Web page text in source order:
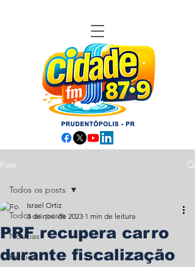
Post
Todos os posts
Notícias
Política
Todos os posts
PRF recupera carro
durante fiscalização
Israel Ortiz
3 de nov. de 2023 1 min de leitura